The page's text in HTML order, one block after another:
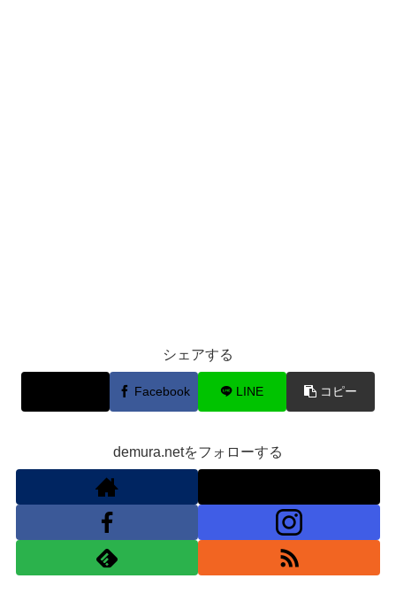
シェアする
Facebook LINE コピー
demura.netをフォローする